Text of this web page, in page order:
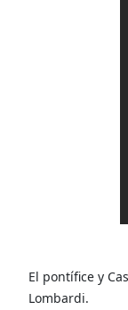
El pontífice y
Lombardi.